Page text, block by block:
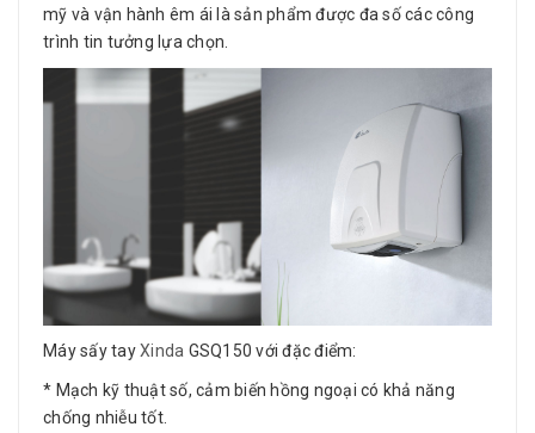
mỹ và vận hành êm ái là sản phẩm được đa số các công
trình tin tưởng lựa chọn.
Máy sấy tayXinda GSQ150 với đặc điểm:
* Mạch kỹ thuật số, cảm biến hồng ngoại có khả năng
chống nhiễu tốt.